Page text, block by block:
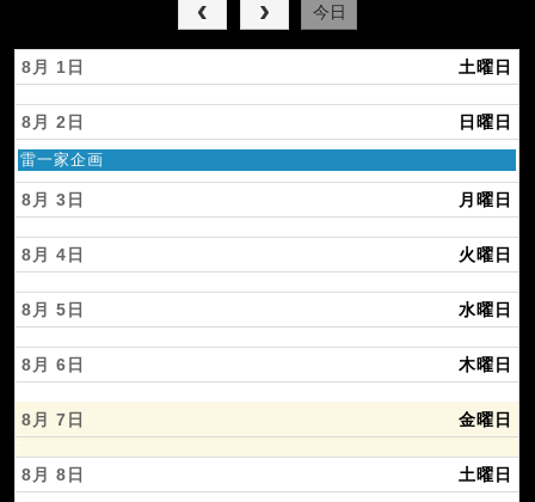
今日
土曜日
8月 1
日曜日
8月 2
日
曜
日,
8
月
2
n
d
2
0
2
6
雷一家企画
月曜日
8月 3
火曜日
8月 4
水曜日
8月 5
木曜日
8月 6
金曜日
8月 7
土曜日
8月 8